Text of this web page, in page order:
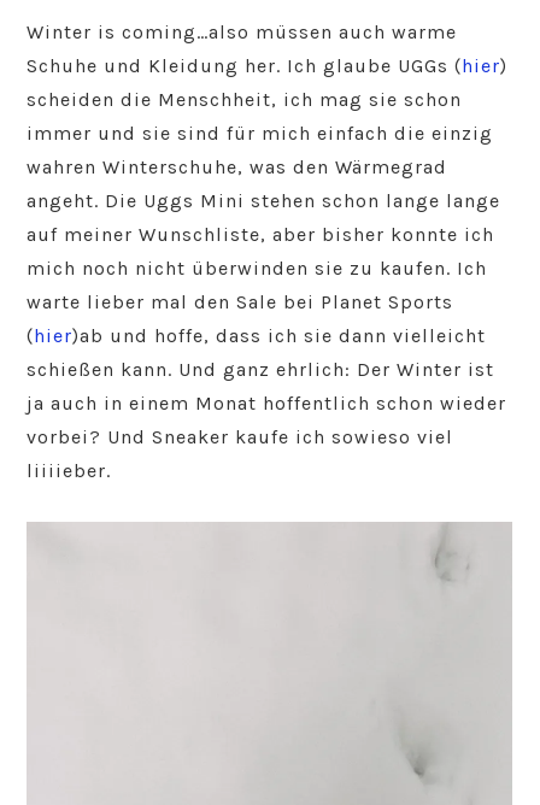
Winter is coming…also müssen auch warme
Schuhe und Kleidung her. Ich glaube UGGs (hier)
scheiden die Menschheit, ich mag sie schon
immer und sie sind für mich einfach die einzig
wahren Winterschuhe, was den Wärmegrad
angeht. Die Uggs Mini stehen schon lange lange
auf meiner Wunschliste, aber bisher konnte ich
mich noch nicht überwinden sie zu kaufen. Ich
warte lieber mal den Sale bei Planet Sports
(hier)ab und hoffe, dass ich sie dann vielleicht
schießen kann. Und ganz ehrlich: Der Winter ist
ja auch in einem Monat hoffentlich schon wieder
vorbei? Und Sneaker kaufe ich sowieso viel
liiiieber.